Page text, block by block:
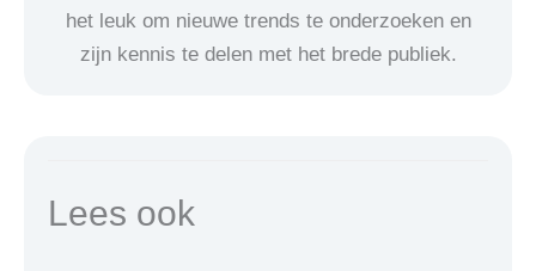
het leuk om nieuwe trends te onderzoeken en
zijn kennis te delen met het brede publiek.
Lees ook